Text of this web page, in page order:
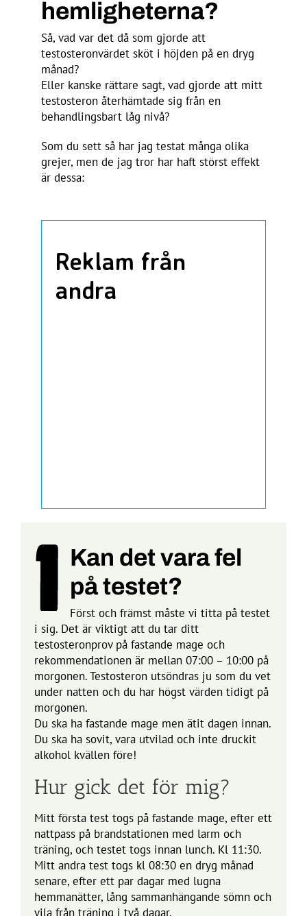
hemligheterna?
Så, vad var det då som gjorde att
testosteronvärdet sköt i höjden på en dryg
månad?
Eller kanske rättare sagt, vad gjorde att mitt
testosteron återhämtade sig från en
behandlingsbart låg nivå?
Som du sett så har jag testat många olika
grejer, men de jag tror har haft störst effekt
är dessa:
Reklam från
andra
Kan det vara fel
på testet?
Först och främst måste vi titta på testet
i sig. Det är viktigt att du tar ditt
testosteronprov på fastande mage och
rekommendationen är mellan 07:00 – 10:00 på
morgonen. Testosteron utsöndras ju som du vet
under natten och du har högst värden tidigt på
morgonen.
Du ska ha fastande mage men ätit dagen innan.
Du ska ha sovit, vara utvilad och inte druckit
alkohol kvällen före!
Hur gick det för mig?
Mitt första test togs på fastande mage, efter ett
nattpass på brandstationen med larm och
träning, och testet togs innan lunch. Kl 11:30.
Mitt andra test togs kl 08:30 en dryg månad
senare, efter ett par dagar med lugna
hemmanätter, lång sammanhängande sömn och
vila från träning i två dagar.